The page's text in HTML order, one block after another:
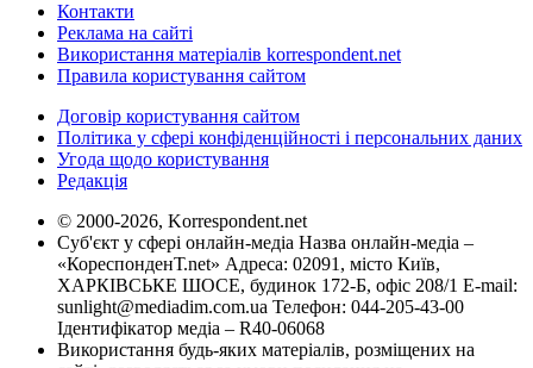
Контакти
Реклама на сайті
Використання матеріалів korrespondent.net
Правила користування сайтом
Договір користування сайтом
Політика у сфері конфіденційності і персональних даних
Угода щодо користування
Редакція
© 2000-2026, Korrespondent.net
Суб'єкт у сфері онлайн-медіа Назва онлайн-медіа –
«КореспонденТ.net» Адреса: 02091, місто Київ,
ХАРКІВСЬКЕ ШОСЕ, будинок 172-Б, офіс 208/1 E-mail:
sunlight@mediadim.com.ua Телефон: 044-205-43-00
Ідентифікатор медіа – R40-06068
Використання будь-яких матеріалів, розміщених на